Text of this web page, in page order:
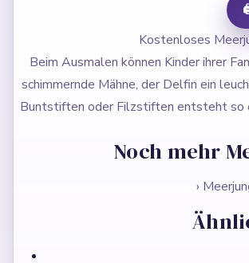
Kostenloses
Beim Ausmalen können Kinder ihrer
schimmernde Mähne, der Delfin ein
Buntstiften oder Filzstiften entsteht so
Noch mehr
›